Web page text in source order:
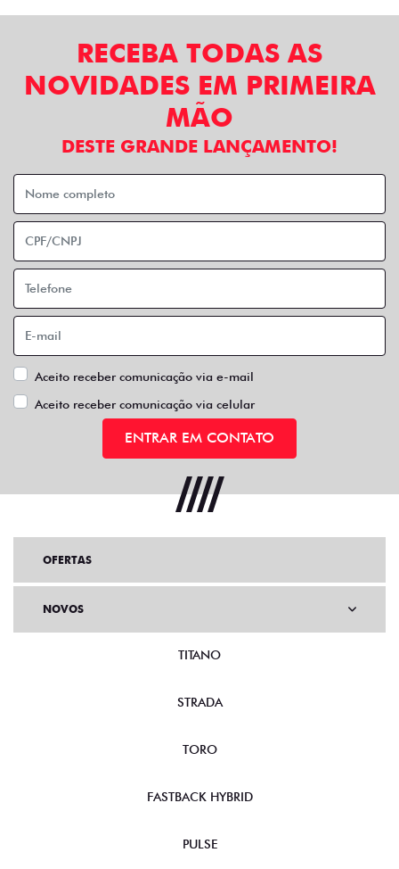
RECEBA TODAS AS
NOVIDADES EM PRIMEIRA
MÃO
DESTE GRANDE LANÇAMENTO!
Aceito receber comunicação via e-mail
Aceito receber comunicação via celular
ENTRAR EM CONTATO
OFERTAS
NOVOS
TITANO
STRADA
TORO
FASTBACK HYBRID
PULSE